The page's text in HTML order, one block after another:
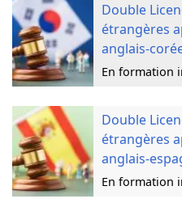
Double
étrangères
anglais-
En formation
Double
étrangères
anglais-
En formation